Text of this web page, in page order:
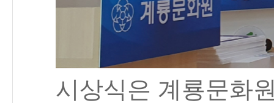
시상식은 계룡문화